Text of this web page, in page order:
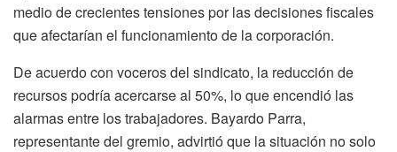
medio de crecientes tensiones por las decisiones fiscales
que afectarían el funcionamiento de la corporación.
De acuerdo con voceros del sindicato, la reducción de
recursos podría acercarse al 50%, lo que encendió las
alarmas entre los trabajadores. Bayardo Parra,
representante del gremio, advirtió que la situación no solo